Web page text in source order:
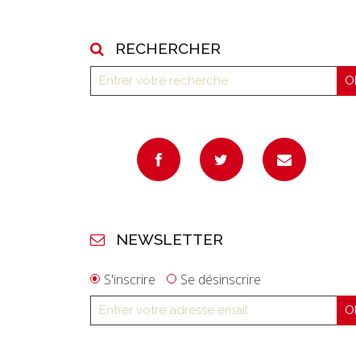
RECHERCHER
NEWSLETTER
S'inscrire Se désinscrire